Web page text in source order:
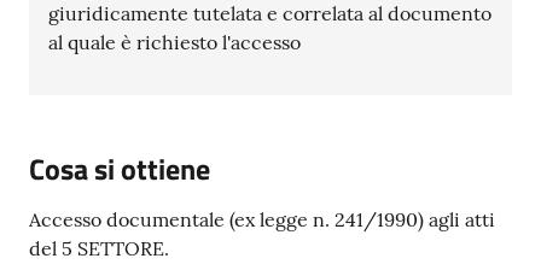
giuridicamente tutelata e correlata al documento
al quale è richiesto l'accesso
Cosa si ottiene
Accesso documentale (ex legge n. 241/1990) agli atti
del 5 SETTORE.